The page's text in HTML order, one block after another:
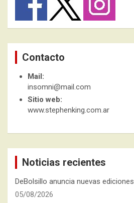
Contacto
Mail:
insomni@mail.com
Sitio web:
www.stephenking.com.ar
Noticias recientes
DeBolsillo anuncia nuevas ediciones
05/08/2026